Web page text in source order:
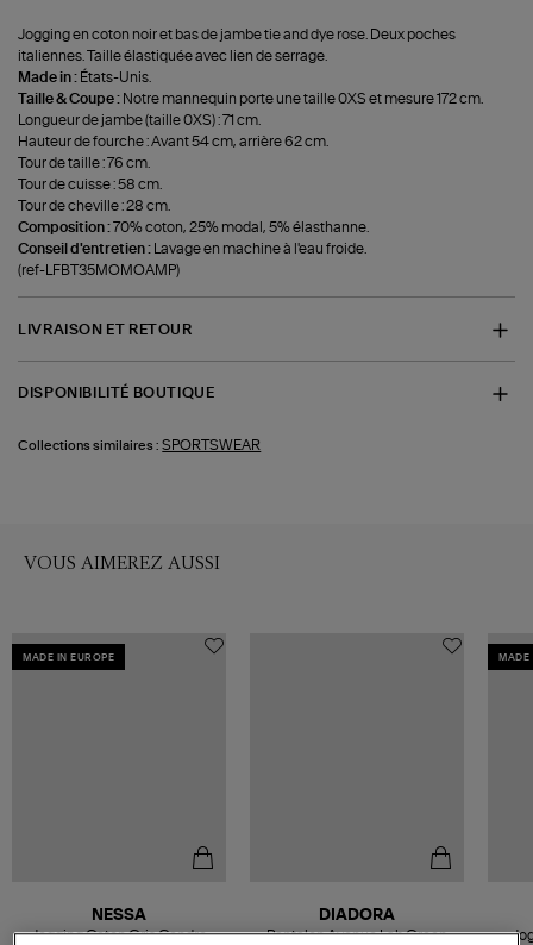
Jogging en coton noir et bas de jambe tie and dye rose. Deux poches
italiennes. Taille élastiquée avec lien de serrage.
Made in : États-Unis.
Taille & Coupe : Notre mannequin porte une taille 0XS et mesure 172 cm.
Longueur de jambe (taille 0XS) : 71 cm.
Hauteur de fourche : Avant 54 cm, arrière 62 cm.
Tour de taille : 76 cm.
Tour de cuisse : 58 cm.
Tour de cheville : 28 cm.
Composition : 70% coton, 25% modal, 5% élasthanne.
Conseil d'entretien :
Lavage en machine à l'eau froide.
(ref-LFBT35MOMOAMP)
LIVRAISON ET RETOUR
DISPONIBILITÉ BOUTIQUE
Collections similaires : SPORTSWEAR
VOUS AIMEREZ AUSSI
MADE IN EUROPE
NESSA
Jogging Coton Gris Cendre
DIADORA
Pantalon Avenue Lab Green
MADE